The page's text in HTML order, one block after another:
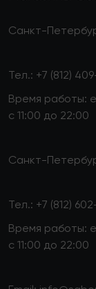
Санкт-
Тел.: +7 (812)
Время работы:
с 11:00 до 22:00
Санкт-
Тел.: +7 (812)
Время работы:
с 11:00 до 22:00